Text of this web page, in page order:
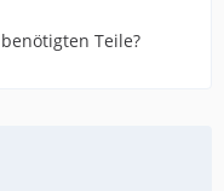
Teile?